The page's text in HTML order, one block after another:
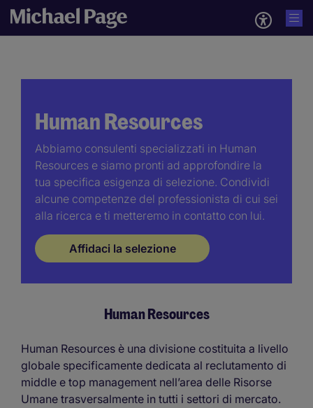
Human Resources
Abbiamo consulenti specializzati in Human
Resources e siamo pronti ad approfondire la
tua specifica esigenza di selezione. Condividi
alcune competenze del professionista di cui sei
alla ricerca e ti metteremo in contatto con lui.
Affidaci la selezione
Human Resources
Human Resources è una divisione costituita a livello
globale specificamente dedicata al reclutamento di
middle e top management nell’area delle Risorse
Umane trasversalmente in tutti i settori di mercato.